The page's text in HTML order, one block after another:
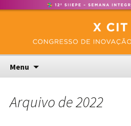
CIT
Congresso de Inovação
Menu
Arquivo de 2022